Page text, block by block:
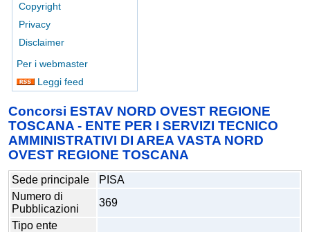
Copyright
Privacy
Disclaimer
Per i webmaster
Leggi feed
Concorsi ESTAV NORD OVEST REGIONE
TOSCANA - ENTE PER I SERVIZI TECNICO
AMMINISTRATIVI DI AREA VASTA NORD
OVEST REGIONE TOSCANA
Sede principale
PISA
Numero di
Pubblicazioni
369
Tipo ente